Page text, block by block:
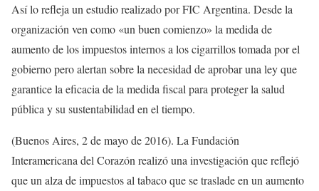
Así lo refleja un estudio realizado por FIC Argentina. Desde la
organización ven como «un buen comienzo» la medida de
aumento de los impuestos internos a los cigarrillos tomada por el
gobierno pero alertan sobre la necesidad de aprobar una ley que
garantice la eficacia de la medida fiscal para proteger la salud
pública y su sustentabilidad en el tiempo.
(Buenos Aires, 2 de mayo de 2016). La Fundación
Interamericana del Corazón realizó una investigación que reflejó
que un alza de impuestos al tabaco que se traslade en un aumento